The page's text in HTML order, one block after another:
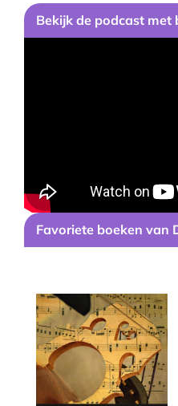
Bekijk de podcast met
Favoriete boeken van